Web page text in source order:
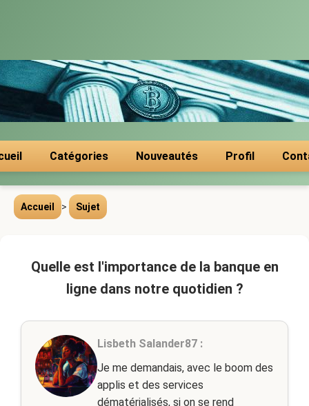
Catégories Nouveautés Profil
Accueil > Sujet
Quelle est l'importance de la banque en
ligne dans notre quotidien ?
Lisbeth Salander87 :
Je me demandais, avec le boom des
applis et des services
dématérialisés, si on se rend